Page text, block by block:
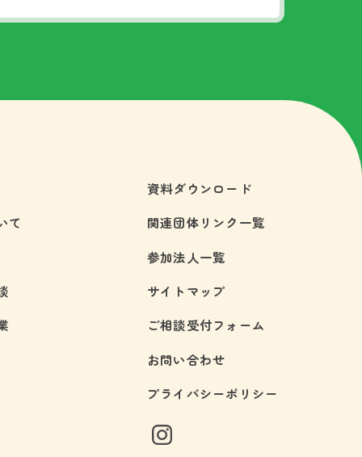
て
資料ダウンロード
関連団体リンク一覧
参加法人一覧
サイトマップ
ご相談受付フォーム
お問い合わせ
プライバシーポリシー